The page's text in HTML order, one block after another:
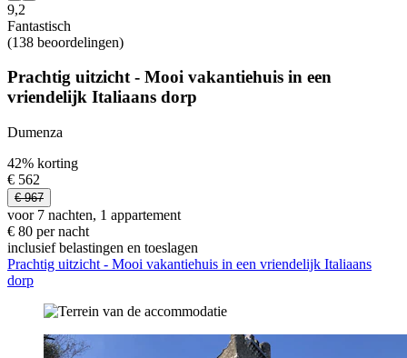
9,2
Fantastisch
(138 beoordelingen)
Prachtig uitzicht - Mooi vakantiehuis in een
vriendelijk Italiaans dorp
Dumenza
42% korting
€ 562
€ 967
voor 7 nachten, 1 appartement
€ 80 per nacht
inclusief belastingen en toeslagen
Prachtig uitzicht - Mooi vakantiehuis in een vriendelijk Italiaans
dorp